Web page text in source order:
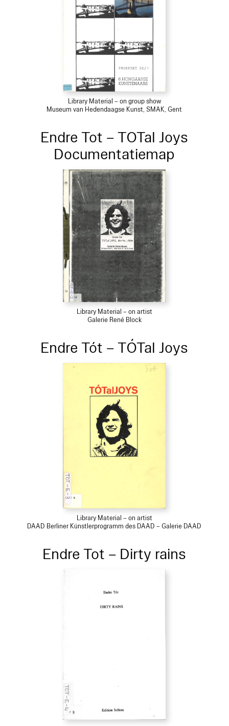
Library Material – on group show
Museum van Hedendaagse Kunst, SMAK, Gent
Endre Tot – TOTal Joys
Documentatiemap
Library Material – on artist
Galerie René Block
Endre Tót – TÓTal Joys
Library Material – on artist
DAAD Berliner Künstlerprogramm des DAAD – Galerie DAAD
Endre Tot – Dirty rains